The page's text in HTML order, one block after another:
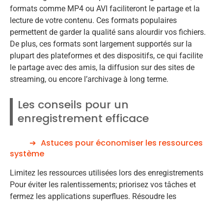
formats comme MP4 ou AVI faciliteront le partage et la
lecture de votre contenu. Ces formats populaires
permettent de garder la qualité sans alourdir vos fichiers.
De plus, ces formats sont largement supportés sur la
plupart des plateformes et des dispositifs, ce qui facilite
le partage avec des amis, la diffusion sur des sites de
streaming, ou encore l’archivage à long terme.
Les conseils pour un
enregistrement efficace
Astuces pour économiser les ressources
système
Limitez les ressources utilisées lors des enregistrements
Pour éviter les ralentissements; priorisez vos tâches et
fermez les applications superflues. Résoudre les